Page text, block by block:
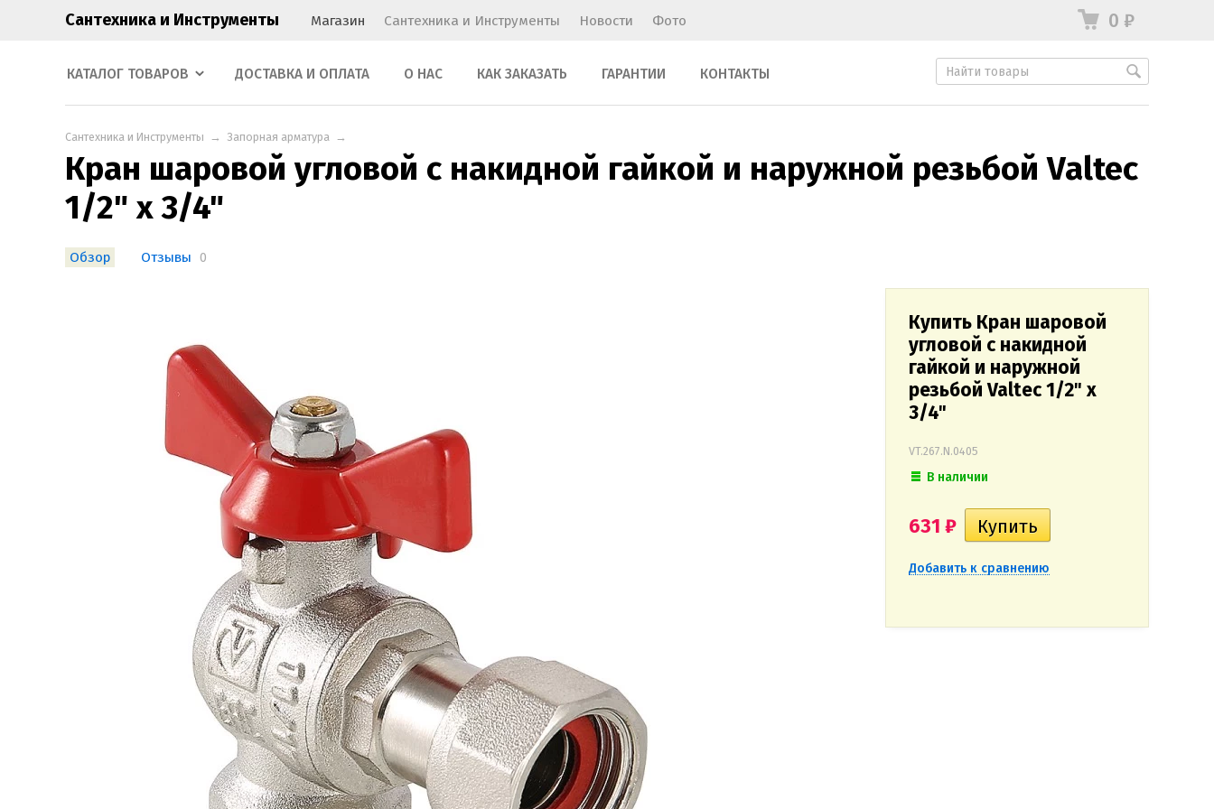
Сантехника и Инструменты Магазин Сантехника и Инструменты Новости Фото 0 ₽
КАТАЛОГ ТОВАРОВ ДОСТАВКА И ОПЛАТА О НАС КАК ЗАКАЗАТЬ ГАРАНТИИ КОНТАКТЫ
Сантехника и Инструменты → Запорная арматура →
Кран шаровой угловой с накидной гайкой и наружной резьбой Valtec
1/2" х 3/4"
Обзор Отзывы 0
Купить Кран шаровой
угловой с накидной
гайкой и наружной
резьбой Valtec 1/2" х
3/4"
VT.267.N.0405
В наличии
631 ₽
Добавить к сравнению